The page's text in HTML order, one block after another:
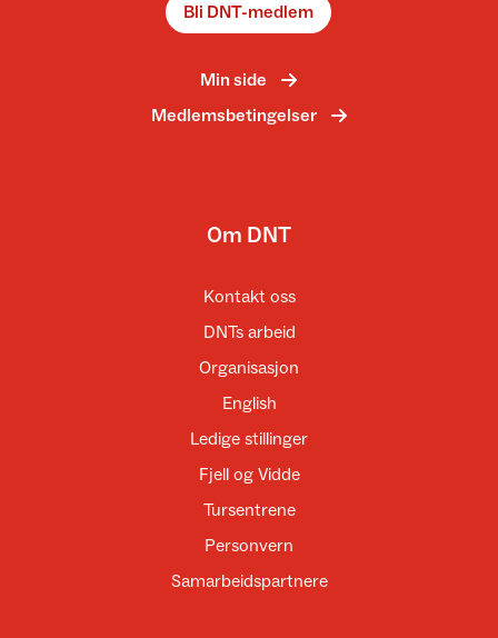
Bli DNT-medlem
Min side
Medlemsbetingelser
Om DNT
Kontakt oss
DNTs arbeid
Organisasjon
English
Ledige stillinger
Fjell og Vidde
Tursentrene
Personvern
Samarbeidspartnere